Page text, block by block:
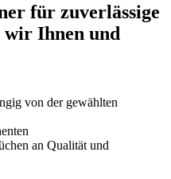
für zuverlässige
Ihnen und
von der gewählten
an Qualität und